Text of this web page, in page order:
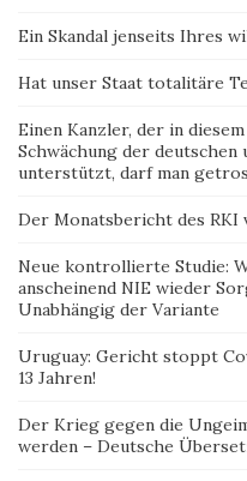
Ein Skandal jenseits Ihres
Hat unser Staat totalitäre
Einen Kanzler, der in
Schwächung der
unterstützt, darf man
Der Monatsbericht des RKI
Neue kontrollierte Studie:
anscheinend NIE wieder
Unabhängig der Variante
Uruguay: Gericht stoppt
13 Jahren!
Der Krieg gegen die
werden – Deutsche